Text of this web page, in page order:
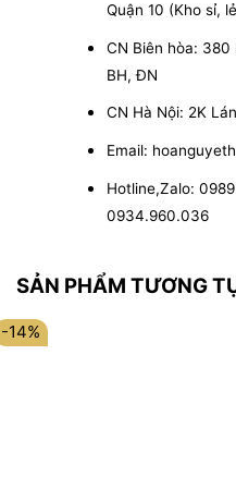
Quận 10 (Kho sỉ,
CN Biên hòa: 380
BH, ĐN
CN Hà Nội: 2K
Email:
Hotline,Zalo:
0934.960.036
SẢN PHẨM TƯƠNG
-14%